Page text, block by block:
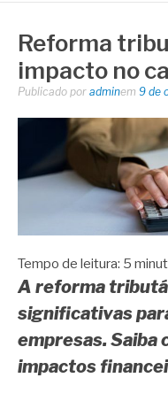
Reforma
impacto no
Publicado por adminem 9 de
Tempo de leitura: 5
A reforma
significativas
empresas. Saiba
impactos